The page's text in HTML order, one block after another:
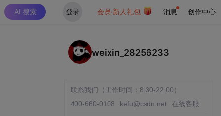
AI 搜索 登录 会员·新人礼包 消息 创作中心
weixin_28256233
联系我们（工作时间：8:30-22:00）
400-660-0108
kefu@csdn.net 在线客服